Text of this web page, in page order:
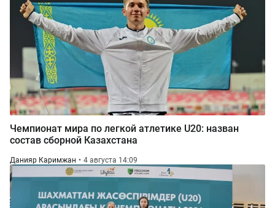
Чемпионат мира по легкой атлетике U20: назван
состав сборной Казахстана
Данияр Каримжан 4 августа 14:09